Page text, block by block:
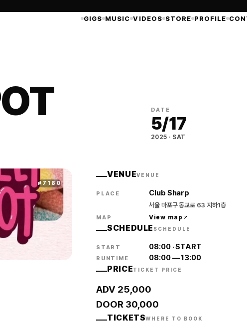
GIGS MUSIC VIDEOS STORE PROFILE
DATE
5/17
2025 · SAT
# 7180
VENUEVENUE
PLACE Club Sharp
서울 마포구 동교로 63 지하1층
MAP View map
SCHEDULE SCHEDULE
START 08:00·START
RUNTIME 08:00—13:00
PRICETICKET PRICE
ADV 25,000
DOOR 30,000
TICKETSWHERE TO BOOK